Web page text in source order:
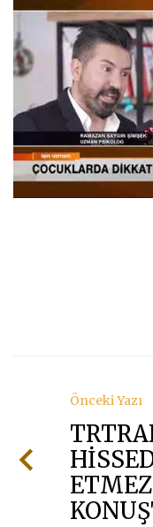
Önceki Yazı